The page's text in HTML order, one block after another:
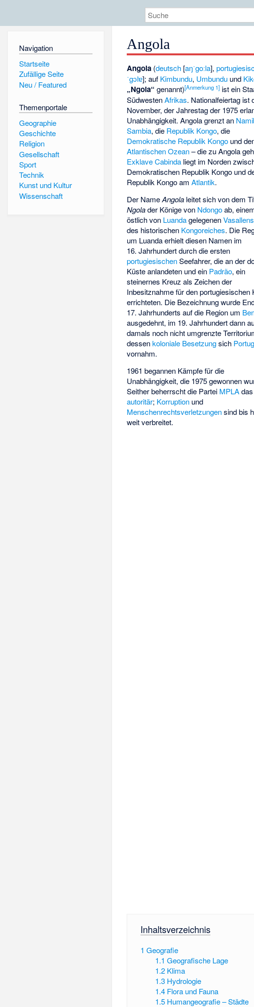
Navigation
Startseite
Zufällige Seite
Neu / Featured
Themenportale
Geographie
Geschichte
Religion
Gesellschaft
Sport
Technik
Kunst und Kultur
Wissenschaft
Angola
Angola (deutsch [aŋˈgoːla],
ˈgɔlɐ]; auf Kimbundu, Umbundu und
„Ngola“ genannt)[Anmerkung 1] ist ein
SüdwestenAfrikas. Nationalfeiertag ist
November, der Jahrestag der 1975
Unabhängigkeit. Angola grenzt an
Sambia, die Republik Kongo, die
Demokratische Republik Kongo und
Atlantischen Ozean– die zu Angola
Exklave Cabinda liegt im Norden
Demokratischen Republik Kongo und
Republik Kongo amAtlantik.
Der NameAngola leitet sich von dem
Ngolader Könige von Ndongoab,
östlich von Luandagelegenen
des historischen Kongoreiches. Die
um Luanda erhielt diesen Namen im
16. Jahrhundert durch die ersten
portugiesischenSeefahrer, die an der
Küste anlandeten und ein Padrão, ein
steinernes Kreuz als Zeichen der
Inbesitznahme für den portugiesischen
errichteten. Die Bezeichnung wurde
17. Jahrhunderts auf die Region um
ausgedehnt, im 19. Jahrhundert dann
damals noch nicht umgrenzte
dessenkoloniale Besetzungsich
vornahm.
1961 begannen Kämpfe für die
Unabhängigkeit, die 1975 gewonnen
Seither beherrscht die Partei MPLA
autoritär; Korruption und
Menschenrechtsverletzungensind bis
weit verbreitet.
Inhaltsverzeichnis
1 Geografie
1.1 Geografische Lage
1.2 Klima
1.3 Hydrologie
1.4 Flora und Fauna
1.5 Humangeografie – Städte